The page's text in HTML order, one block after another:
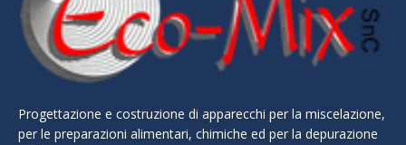
Progettazione e costruzione di apparecchi per la miscelazione,
per le preparazioni alimentari, chimiche ed per la depurazione